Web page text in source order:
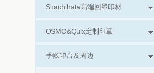
Shachihata高端回墨印材
OSMO&Quix定制印章
手帐印台及周边